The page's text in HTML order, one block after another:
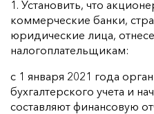
1. Установить, что
коммерческие банки,
юридические лица,
налогоплательщикам:
с 1 января 2021 года
бухгалтерского учета и
составляют финансовую